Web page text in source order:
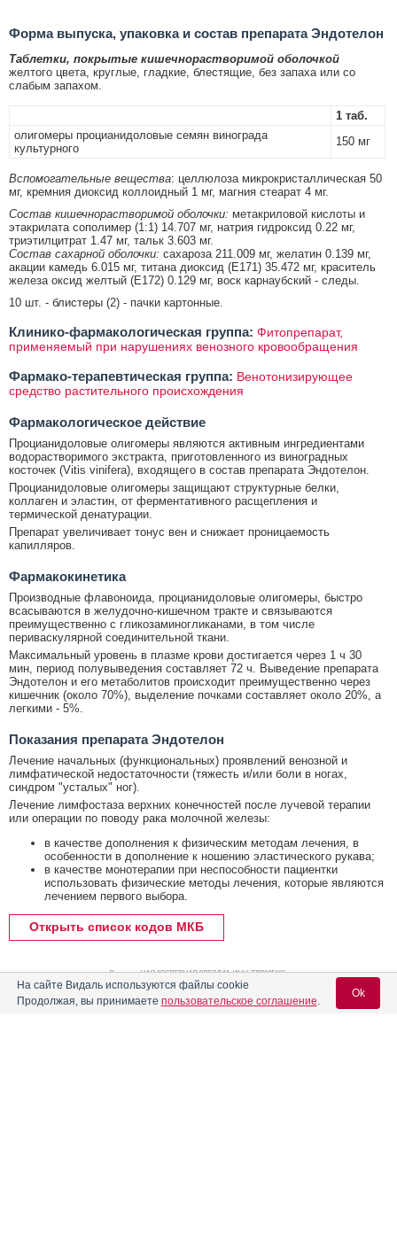
Форма выпуска, упаковка и состав препарата Эндотелон
Таблетки, покрытые кишечнорастворимой оболочкой
желтого цвета, круглые, гладкие, блестящие, без запаха или со
слабым запахом.
1 таб.
олигомеры процианидоловые семян винограда
культурного
150 мг
Вспомогательные вещества: целлюлоза микрокристаллическая 50
мг, кремния диоксид коллоидный 1 мг, магния стеарат 4 мг.
Состав кишечнорастворимой оболочки: метакриловой кислоты и
этакрилата сополимер (1:1) 14.707 мг, натрия гидроксид 0.22 мг,
триэтилцитрат 1.47 мг, тальк 3.603 мг.
Состав сахарной оболочки: сахароза 211.009 мг, желатин 0.139 мг,
акации камедь 6.015 мг, титана диоксид (Е171) 35.472 мг, краситель
железа оксид желтый (Е172) 0.129 мг, воск карнаубский - следы.
10 шт. - блистеры (2) - пачки картонные.
Клинико-фармакологическая группа: Фитопрепарат,
применяемый при нарушениях венозного кровообращения
Фармако-терапевтическая группа: Венотонизирующее
средство растительного происхождения
Фармакологическое действие
Процианидоловые олигомеры являются активным ингредиентами
водорастворимого экстракта, приготовленного из виноградных
косточек (Vitis vinifera), входящего в состав препарата Эндотелон.
Процианидоловые олигомеры защищают структурные белки,
коллаген и эластин, от ферментативного расщепления и
термической денатурации.
Препарат увеличивает тонус вен и снижает проницаемость
капилляров.
Фармакокинетика
Производные флавоноида, процианидоловые олигомеры, быстро
всасываются в желудочно-кишечном тракте и связываются
преимущественно с гликозаминогликанами, в том числе
периваскулярной соединительной ткани.
Максимальный уровень в плазме крови достигается через 1 ч 30
мин, период полувыведения составляет 72 ч. Выведение препарата
Эндотелон и его метаболитов происходит преимущественно через
кишечник (около 70%), выделение почками составляет около 20%, а
легкими - 5%.
Показания препарата Эндотелон
Лечение начальных (функциональных) проявлений венозной и
лимфатической недостаточности (тяжесть и/или боли в ногах,
синдром "усталых" ног).
Лечение лимфостаза верхних конечностей после лучевой терапии
или операции по поводу рака молочной железы:
в качестве дополнения к физическим методам лечения, в
особенности в дополнение к ношению эластического рукава;
в качестве монотерапии при неспособности пациентки
использовать физические методы лечения, которые являются
лечением первого выбора.
Открыть список кодов МКБ
Реклама. НАО "СЕВЕРНАЯ ЗВЕЗДА", ИНН 7720185196
На сайте Видаль используются файлы cookie
Продолжая, вы принимаете пользовательское соглашение.
Ok